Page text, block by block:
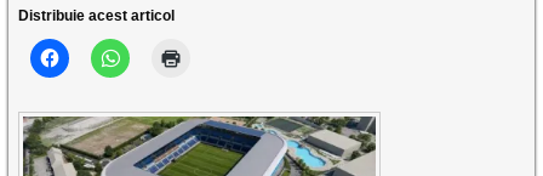
Distribuie acest articol